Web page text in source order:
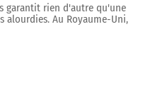
garantit rien d'autre qu'une
alourdies. Au Royaume-Uni,